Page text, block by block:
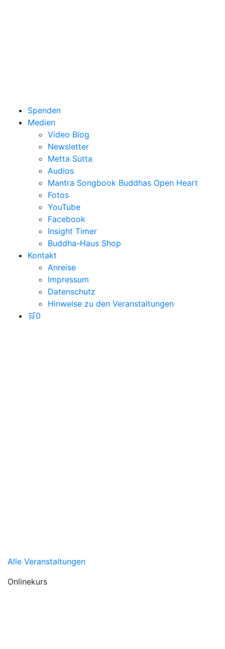
Spenden
Medien
Video Blog
Newsletter
Metta Sutta
Audios
Mantra Songbook Buddhas Open Heart
Fotos
YouTube
Facebook
Insight Timer
Buddha-Haus Shop
Kontakt
Anreise
Impressum
Datenschutz
Hinweise zu den Veranstaltungen
🛒0
Alle Veranstaltungen
Onlinekurs